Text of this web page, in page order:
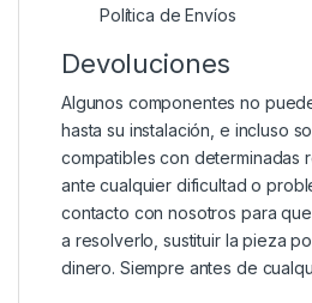
Política de Envíos
Devoluciones
Algunos componentes no
hasta su instalación, e incluso
compatibles con determinadas
ante cualquier dificultad o
contacto con nosotros para
a resolverlo, sustituir la pieza
dinero. Siempre antes de